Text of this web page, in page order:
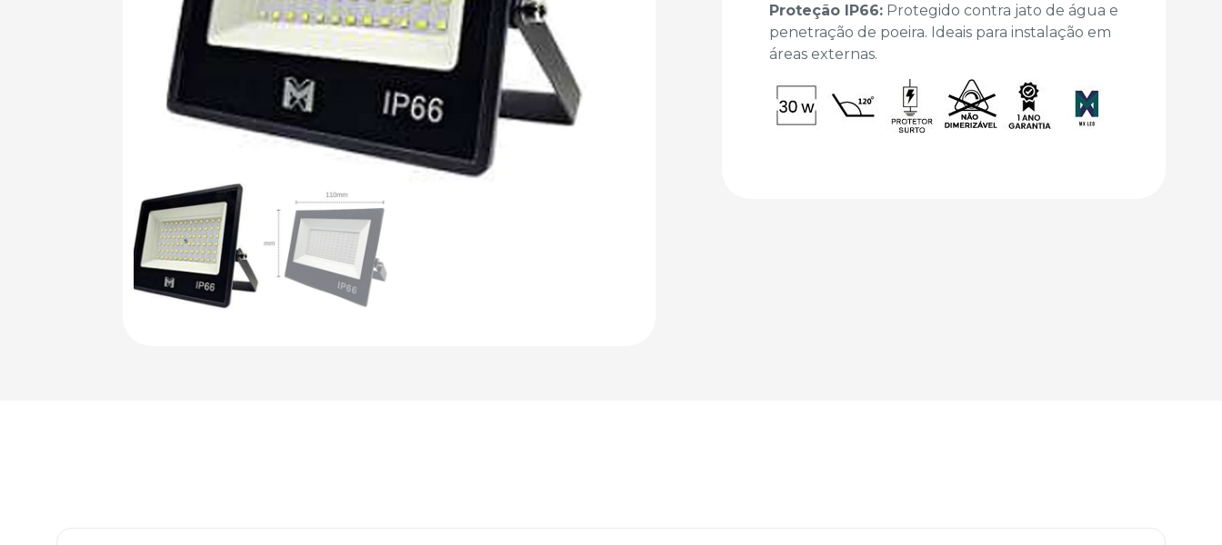
Proteção IP66: Protegido contra jato de água e
penetração de poeira. Ideais para instalação em
áreas externas.